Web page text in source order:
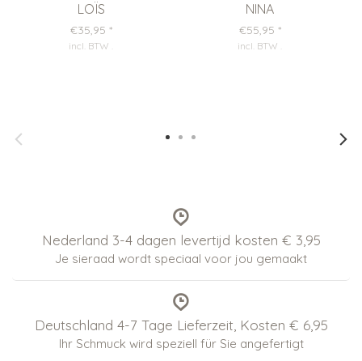
LOÏS
€35,95 *
incl. BTW
NINA
€55,95 *
incl. BTW
Nederland 3-4 dagen levertijd kosten € 3,95
Je sieraad wordt speciaal voor jou gemaakt
Deutschland 4-7 Tage Lieferzeit, Kosten € 6,95
Ihr Schmuck wird speziell für Sie angefertigt